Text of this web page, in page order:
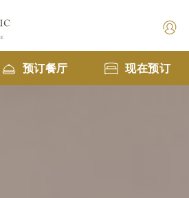
预订餐厅 现在预订